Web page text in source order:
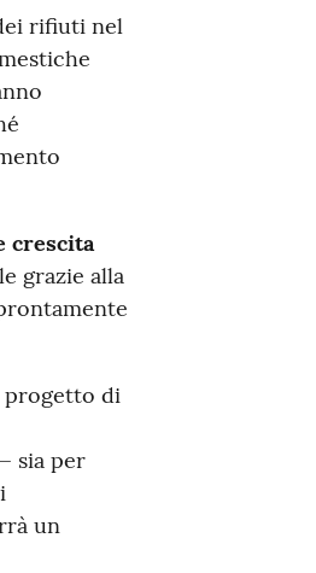
rifiuti nel
crescita
grazie alla
progetto di
sia per
un